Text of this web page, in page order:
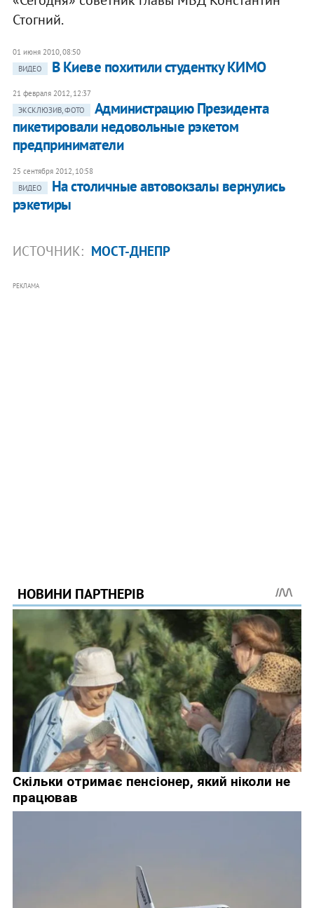
Стогний.
01 июня 2010, 08:50
ВИДЕО
В Киеве похитили студентку КИМО
21 февраля 2012, 12:37
ЭКСКЛЮЗИВ, ФОТО
Администрацию Президента
пикетировали недовольные рэкетом
предприниматели
25 сентября 2012, 10:58
ВИДЕО
На столичные автовокзалы вернулись
рэкетиры
ИСТОЧНИК: МОСТ-ДНЕПР
РЕКЛАМА